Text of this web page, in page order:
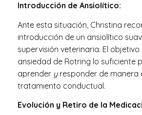
Introducción de Ansiolítico:
Ante esta situación, Christina
introducción de un ansiolítico
supervisión veterinaria. El objetivo
ansiedad de Rotring lo suficiente
aprender y responder de manera
tratamiento conductual.
Evolución y Retiro de la